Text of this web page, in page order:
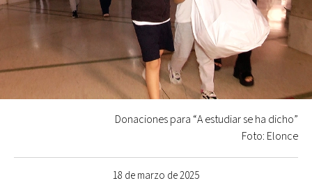
18 de marzo de 2025
Donaciones para “A estudiar se ha dicho”
Foto: Elonce